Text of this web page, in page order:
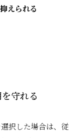
えられる
守れる
択した場合は、従